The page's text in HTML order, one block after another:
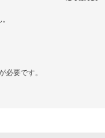
必要です。